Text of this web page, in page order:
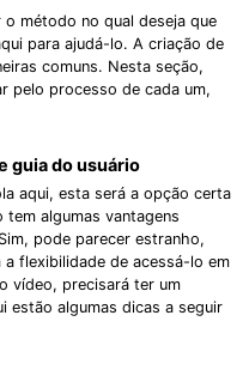
método no qual deseja que
para ajudá-lo. A criação de
comuns. Nesta seção,
pelo processo de cada um,
guia do usuário
aqui, esta será a opção certa
algumas vantagens
pode parecer estranho,
flexibilidade de acessá-lo em
vídeo, precisará ter um
estão algumas dicas a seguir